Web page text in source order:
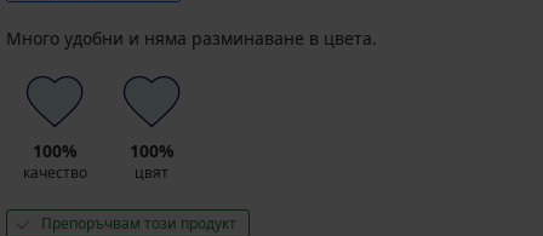
Много удобни и няма разминаване в цвета.
100%
качество
100%
цвят
Препоръчвам този продукт